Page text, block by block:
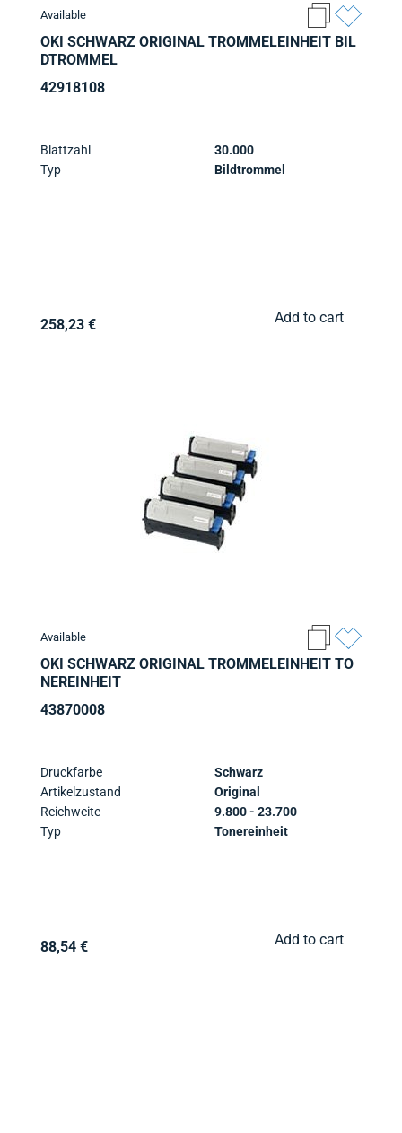
Available
OKI SCHWARZ ORIGINAL TROMMELEINHEIT BIL
DTROMMEL
42918108
Blattzahl
Typ
30.000
Bildtrommel
258,23 € Add to cart
Available
OKI SCHWARZ ORIGINAL TROMMELEINHEIT TO
NEREINHEIT
43870008
Druckfarbe
Artikelzustand
Reichweite
Typ
Schwarz
Original
9.800 - 23.700
Tonereinheit
88,54 € Add to cart